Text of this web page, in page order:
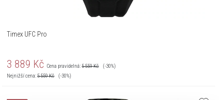
Timex UFC Pro
3 889 Kč Cena pravidelná:5 559Kč
(-30%)
Nejnižší cena:5 559Kč (-30%)